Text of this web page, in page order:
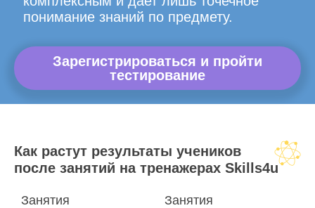
понимание знаний по предмету.
Зарегистрироваться и пройти
тестирование
Как растут результаты учеников
после занятий на тренажерах Skills4u
Занятия
Занятия